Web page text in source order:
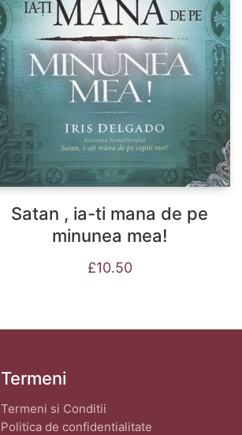
Satan , ia-ti mana de pe
minunea mea!
£10.50
Termeni
Termeni si Conditii
Politica de confidentialitate